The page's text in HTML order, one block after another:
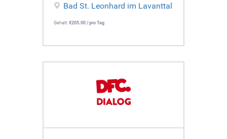
Bad St. Leonhard im Lavanttal
Gehalt: €205.00 / pro Tag